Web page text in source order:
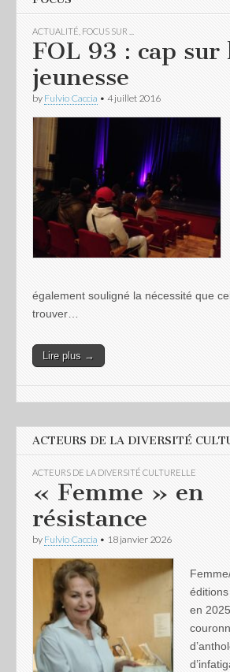
ACTUALITÉ FOCUS SUR ...
FOL 93 : cap sur
jeunesse
by Fulvio Caccia • 4 juillet 2016
également souligné la nécessité que
trouver…
Lire plus →
ACTEURS DE LA DIVERSITÉ
ACTEURS DE LA DIVERSITÉ CULTURELLE
« Femme » en
résistance
by Fulvio Caccia • 18 janvier 2026
en